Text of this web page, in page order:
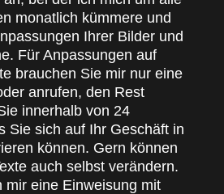
monatlich kümmere und
Ihrer Bilder und
Für Anpassungen auf
brauchen Sie mir nur eine
anrufen, den Rest
innerhalb von 24
Sie sich auf Ihr Geschäft in
können. Gern können
auch selbst verändern.
mir eine Einweisung mit